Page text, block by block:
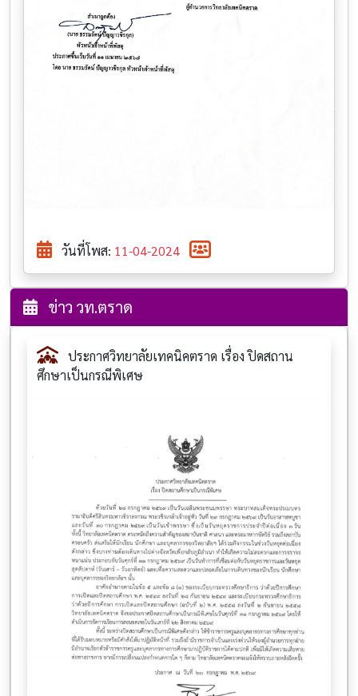
วันที่โพส: 11-04-2024
ข่าว วท.ตราด
ประกาศวิทยาลัยเทคนิคตราด เรื่อง ปิดสถาน
ศึกษาเป็นกรณีพิเศษ